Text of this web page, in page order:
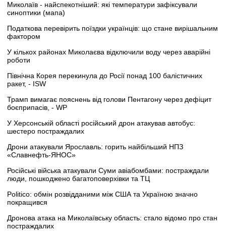
Миколаїв - найспекотніший: які температури зафіксували
синоптики (мапа)
Податкова перевірить поїздки українців: що стане вирішальним
фактором
У кількох районах Миколаєва відключили воду через аварійні
роботи
Північна Корея перекинула до Росії понад 100 балістичних
ракет, - ISW
Трамп вимагає пояснень від голови Пентагону через дефіцит
боєприпасів, - WP
У Херсонській області російський дрон атакував автобус:
шестеро постраждалих
Дрони атакували Ярославль: горить найбільший НПЗ
«Славнефть-ЯНОС»
Російські війська атакували Суми авіабомбами: постраждали
люди, пошкоджено багатоповерхівки та ТЦ
Politico: обмін розвідданими між США та Україною значно
покращився
Дронова атака на Миколаївську область: стало відомо про стан
постраждалих